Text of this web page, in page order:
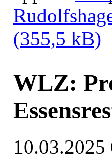
(355,5 kB)
WLZ:
10.03.2025